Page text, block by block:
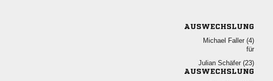
AUSWECHSLUNG
  
für
  
AUSWECHSLUNG